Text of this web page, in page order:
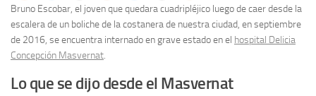
Bruno Escobar, el joven que quedara cuadripléjico luego de caer desde la
escalera de un boliche de la costanera de nuestra ciudad, en septiembre
de 2016, se encuentra internado en grave estado en el hospital Delicia
Concepción Masvernat.
Lo que se dijo desde el Masvernat